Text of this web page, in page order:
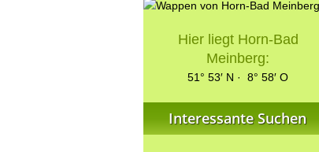
Hier liegt Horn-Bad
Meinberg:
51° 53′ N · 8° 58′ O
Interessante Suchen